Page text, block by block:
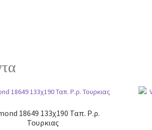
18649 133χ190 Ταπ. Ρ.ρ.
Τουρκιας